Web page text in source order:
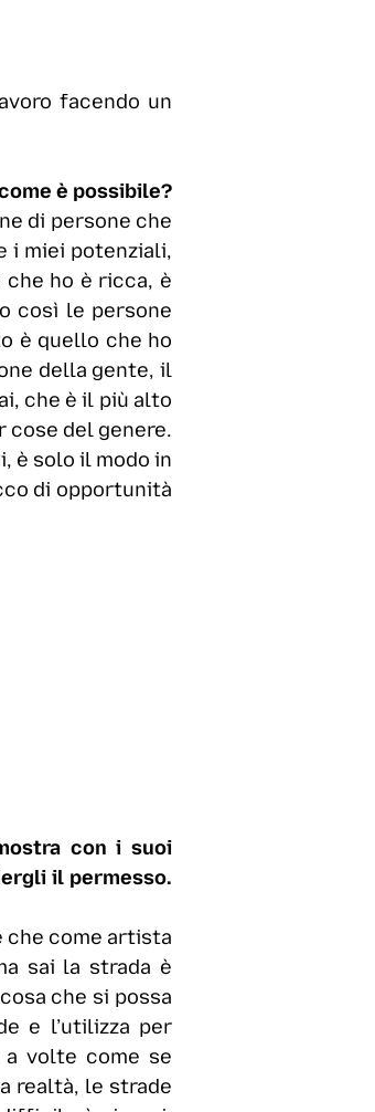
facendo un
è possibile?
di persone che
i miei potenziali,
che ho è ricca, è
così le persone
è quello che ho
della gente, il
che è il più alto
cose del genere.
è solo il modo in
di opportunità
con i suoi
il permesso.
che come artista
sai la strada è
che si possa
e l’utilizza per
a volte come se
realtà, le strade